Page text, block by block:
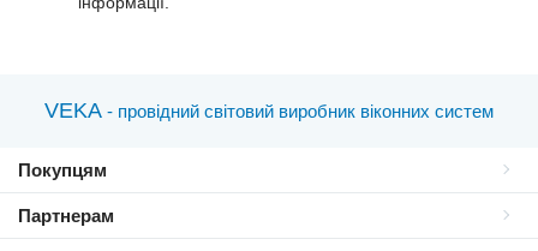
VEKA - провідний світовий виробник віконних систем
Покупцям
Партнерам